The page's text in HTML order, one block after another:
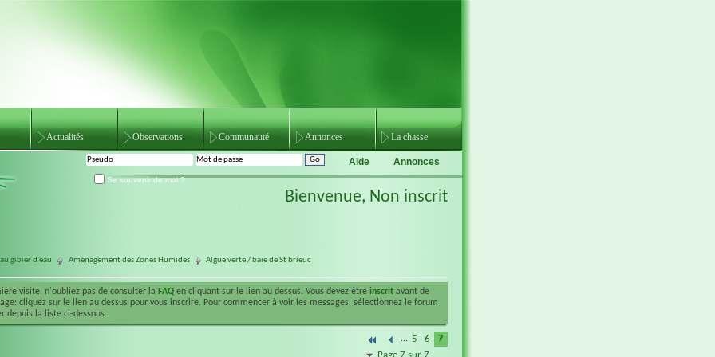
Actualités Observations Communauté Annonces La chasse
Annonces
Aide
Se souvenir de moi ?
Bienvenue, Non inscrit
au gibier d'eau Aménagement des Zones Humides Algue verte / baie de St brieuc
visite, n'oubliez pas de consulter la FAQ en cliquant sur le lien au dessus. Vous devez être inscrit avant de
cliquez sur le lien au dessus pour vous inscrire. Pour commencer à voir les messages, sélectionnez le forum
depuis la liste ci-dessous.
... 5 6
7